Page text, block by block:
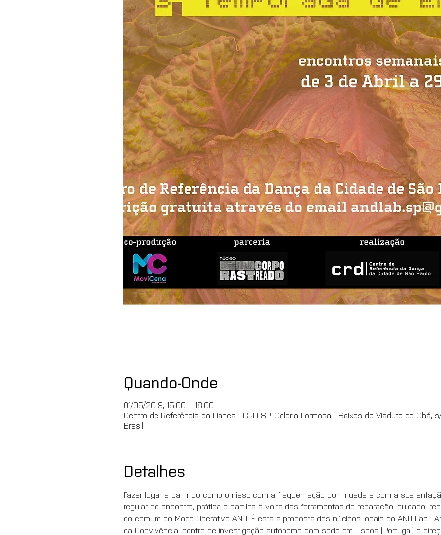
Quando-Onde
01/05/2019, 15:00 – 18:00
Centro de Referência da Dança - CRD SP, Galeria Formosa - Baixos do Viaduto do Chá,
Brasil
Detalhes
Fazer lugar a partir do compromisso com a frequentação continuada e com a
regular de encontro, prática e partilha à volta das ferramentas de reparação, cuidado,
do comum do Modo Operativo AND. É esta a proposta dos núcleos locais do AND Lab |
da Convivência, centro de investigação autónomo com sede em Lisboa (Portugal) e